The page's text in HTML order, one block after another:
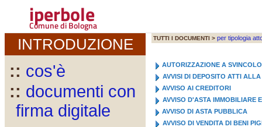
iperbole
Comune di Bologna
INTRODUZIONE
:: cos'è
:: documenti con
firma digitale
TUTTI I DOCUMENTI > per tipologia
AUTORIZZAZIONE A
AVVISI DI DEPOSITO ATTI
AVVISO AI CREDITORI
AVVISO D'ASTA IMMOBILIARE
AVVISO DI ASTA PUBBLICA
AVVISO DI VENDITA DI BENI